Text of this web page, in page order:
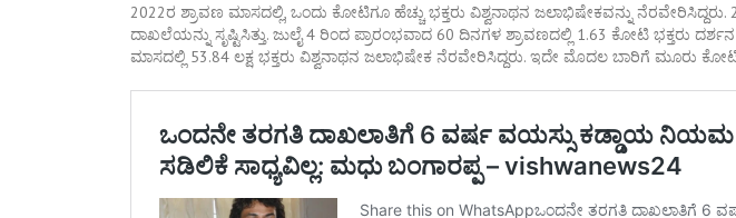
2022ರ ಶ್ರಾವಣ ಮಾಸದಲ್ಲಿ, ಒಂದು ಕೋಟಿಗೂ ಹೆಚ್ಚು ಭಕ್ತರು ವಿಶ್ವನಾಥನ ಜಲಾಭಿಷೇಕವನ್ನು ನೆರವೇರಿಸಿದ್ದರು.
ದಾಖಲೆಯನ್ನು ಸೃಷ್ಟಿಸಿತ್ತು. ಜುಲೈ 4 ರಿಂದ ಪ್ರಾರಂಭವಾದ 60 ದಿನಗಳ ಶ್ರಾವಣದಲ್ಲಿ 1.63 ಕೋಟಿ ಭಕ್ತರು
ಮಾಸದಲ್ಲಿ 53.84 ಲಕ್ಷ ಭಕ್ತರು ವಿಶ್ವನಾಥನ ಜಲಾಭಿಷೇಕ ನೆರವೇರಿಸಿದ್ದರು. ಇದೇ ಮೊದಲ ಬಾರಿಗೆ ಮೂರು ಕೋಟಿ